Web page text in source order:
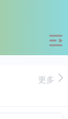
更多